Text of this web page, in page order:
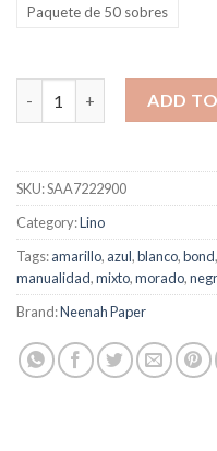
Paquete de 50 sobres
Sobre Lino Royal Natural
ADD
SKU:SAA7222900
Category:Lino
Tags:amarillo, azul,blanco,bond,
manualidad,mixto,morado,
Brand:Neenah Paper